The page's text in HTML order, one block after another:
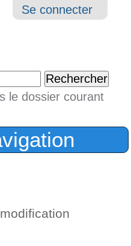
Outils
Se connecter
le dossier courant